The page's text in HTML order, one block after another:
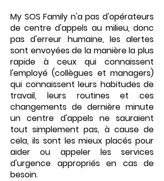
My SOS Family n'a pas d'opérateurs
de centre d'appels au milieu, donc
pas d'erreur humaine, les alertes
sont envoyées de la manière la plus
rapide à ceux qui connaissent
l'employé (collègues et managers)
qui connaissent leurs habitudes de
travail, leurs routines et ces
changements de dernière minute
un centre d'appels ne sauraient
tout simplement pas, à cause de
cela, ils sont les mieux placés pour
aider ou appeler les services
d'urgence appropriés en cas de
besoin.